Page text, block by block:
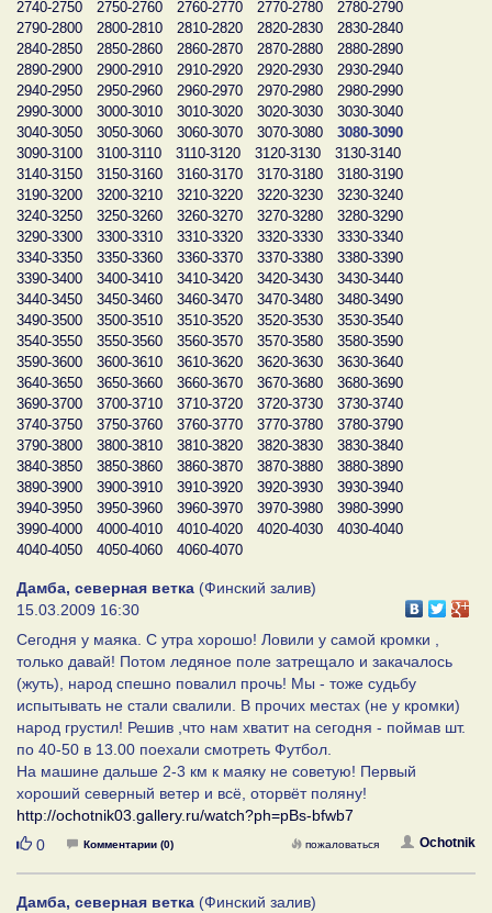
2740-2750
2750-2760 2760-2770 2770-2780
2780-2790
2790-2800
2800-2810 2810-2820 2820-2830
2830-2840
2840-2850
2850-2860 2860-2870 2870-2880
2880-2890
2890-2900
2900-2910 2910-2920 2920-2930
2930-2940
2940-2950
2950-2960 2960-2970 2970-2980
2980-2990
2990-3000
3000-3010 3010-3020 3020-3030
3030-3040
3040-3050
3050-3060 3060-3070 3070-3080
3080-3090
3090-3100
3100-3110 3110-3120 3120-3130
3130-3140
3140-3150
3150-3160 3160-3170 3170-3180
3180-3190
3190-3200
3200-3210 3210-3220 3220-3230
3230-3240
3240-3250
3250-3260 3260-3270 3270-3280
3280-3290
3290-3300
3300-3310 3310-3320 3320-3330
3330-3340
3340-3350
3350-3360 3360-3370 3370-3380
3380-3390
3390-3400
3400-3410 3410-3420 3420-3430
3430-3440
3440-3450
3450-3460 3460-3470 3470-3480
3480-3490
3490-3500
3500-3510 3510-3520 3520-3530
3530-3540
3540-3550
3550-3560 3560-3570 3570-3580
3580-3590
3590-3600
3600-3610 3610-3620 3620-3630
3630-3640
3640-3650
3650-3660 3660-3670 3670-3680
3680-3690
3690-3700
3700-3710 3710-3720 3720-3730
3730-3740
3740-3750
3750-3760 3760-3770 3770-3780
3780-3790
3790-3800
3800-3810 3810-3820 3820-3830
3830-3840
3840-3850
3850-3860 3860-3870 3870-3880
3880-3890
3890-3900
3900-3910 3910-3920 3920-3930
3930-3940
3940-3950
3950-3960 3960-3970 3970-3980
3980-3990
3990-4000
4000-4010 4010-4020 4020-4030
4030-4040
4040-4050
4050-4060 4060-4070
Дамба, северная ветка (Финский залив)
15.03.2009 16:30
Сегодня у маяка. С утра хорошо! Ловили у самой кромки ,
только давай! Потом ледяное поле затрещало и закачалось
(жуть), народ спешно повалил прочь! Мы - тоже судьбу
испытывать не стали свалили. В прочих местах (не у кромки)
народ грустил! Решив ,что нам хватит на сегодня - поймав шт.
по 40-50 в 13.00 поехали смотреть Футбол.
На машине дальше 2-3 км к маяку не советую! Первый
хороший северный ветер и всё, оторвёт поляну!
http://ochotnik03.gallery.ru/watch?ph=pBs-bfwb7
Нравится
0 Комментарии (0) Ochotnik
пожаловаться
Дамба, северная ветка (Финский залив)